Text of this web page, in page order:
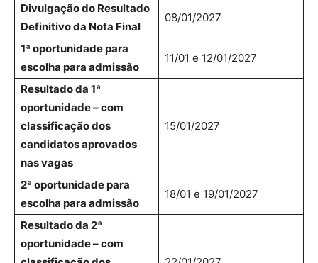
Divulgação do Resultado
Definitivo da Nota Final
08/01/2027
1ª oportunidade para
escolha para admissão
11/01 e 12/01/2027
Resultado da 1ª
oportunidade – com
classificação dos
candidatos aprovados
nas vagas
15/01/2027
2ª oportunidade para
escolha para admissão
18/01 e 19/01/2027
Resultado da 2ª
oportunidade – com